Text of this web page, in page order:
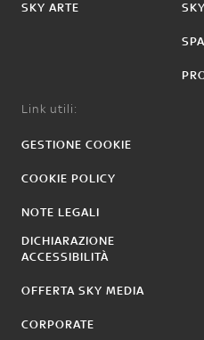
SKY ARTE
Link utili:
GESTIONE COOKIE
COOKIE POLICY
NOTE LEGALI
DICHIARAZIONE
ACCESSIBILITÀ
OFFERTA SKY MEDIA
CORPORATE